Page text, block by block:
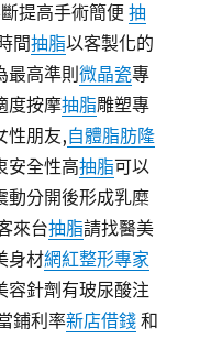
提高手術簡便抽
間抽脂以客製化的
最高準則微晶瓷專
度按摩抽脂雕塑專
性朋友,自體脂肪隆
安全性高抽脂可以
動分開後形成乳糜
來台抽脂請找醫美
身材網紅整形專家
容針劑有玻尿酸注
鋪利率新店借錢 和